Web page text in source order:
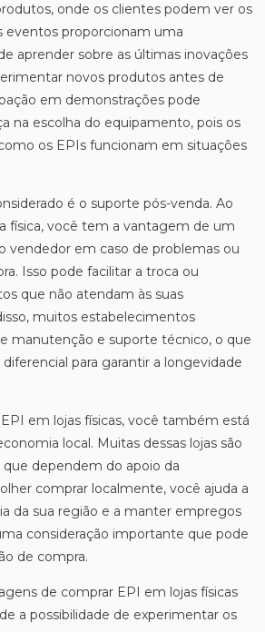
onde os clientes podem ver os
eventos proporcionam uma
aprender sobre as últimas inovações
novos produtos antes de
em demonstrações pode
na escolha do equipamento, pois os
os EPIs funcionam em situações
é o suporte pós-venda. Ao
física, você tem a vantagem de um
vendedor em caso de problemas ou
Isso pode facilitar a troca ou
que não atendam às suas
muitos estabelecimentos
manutenção e suporte técnico, o que
para garantir a longevidade
em lojas físicas, você também está
local. Muitas dessas lojas são
dependem do apoio da
comprar localmente, você ajuda a
da sua região e a manter empregos
consideração importante que pode
de compra.
de comprar EPI em lojas físicas
a possibilidade de experimentar os